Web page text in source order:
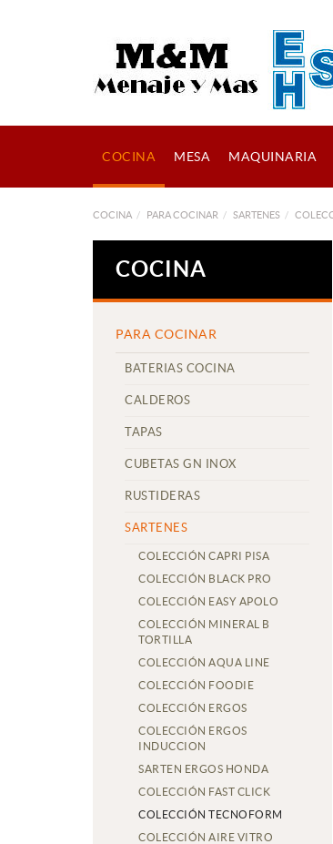
COCINA MESA MAQUINARIA
COCINA PARA COCINAR SARTENES
COCINA
PARA COCINAR
BATERIAS COCINA
CALDEROS
TAPAS
CUBETAS GN INOX
RUSTIDERAS
SARTENES
COLECCIÓN CAPRI PISA
COLECCIÓN BLACK PRO
COLECCIÓN EASY APOLO
COLECCIÓN MINERAL B
TORTILLA
COLECCIÓN AQUA LINE
COLECCIÓN FOODIE
COLECCIÓN ERGOS
COLECCIÓN ERGOS
INDUCCION
SARTEN ERGOS HONDA
COLECCIÓN FAST CLICK
COLECCIÓN TECNOFORM
COLECCIÓN AIRE VITRO